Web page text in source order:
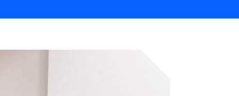
Services and
Contact us